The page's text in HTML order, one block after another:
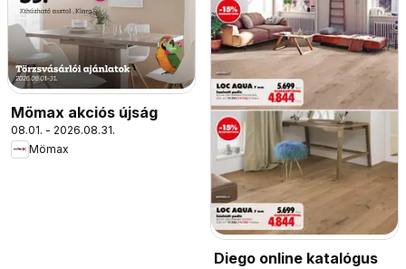
Mömax akciós újság
08.01. - 2026.08.31.
Mömax
Diego online katalógus